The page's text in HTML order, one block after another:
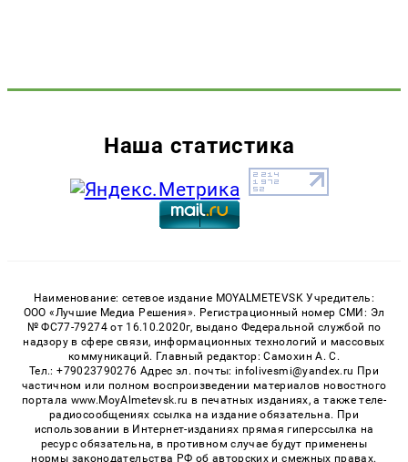
Наша статистика
Наименование: сетевое издание MOYALMETEVSK Учредитель:
ООО «Лучшие Медиа Решения». Регистрационный номер СМИ: Эл
№ ФС77-79274 от 16.10.2020г, выдано Федеральной службой по
надзору в сфере связи, информационных технологий и массовых
коммуникаций. Главный редактор: Самохин А. С.
Тел.: +79023790276 Адрес эл. почты: infolivesmi@yandex.ru При
частичном или полном воспроизведении материалов новостного
портала www.MoyAlmetevsk.ru в печатных изданиях, а также теле-
радиосообщениях ссылка на издание обязательна. При
использовании в Интернет-изданиях прямая гиперссылка на
ресурс обязательна, в противном случае будут применены
нормы законодательства РФ об авторских и смежных правах.